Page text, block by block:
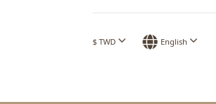
$ TWD English